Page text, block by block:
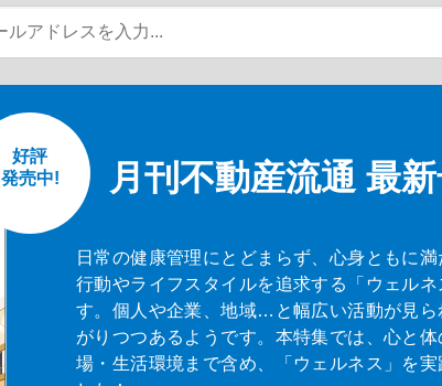
月刊不動産流通 最
好評
発売中!
日常の健康管理にとどまらず、心身ともに
行動やライフスタイルを追求する「ウェル
す。個人や企業、地域…と幅広い活動が見
がりつつあるようです。本特集では、心と
場・生活環境まで含め、「ウェルネス」を